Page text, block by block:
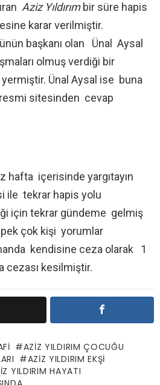
Aziz Yıldırımbir süre hapis
karar verilmiştir.
başkanı olan Ünal Aysal
olmuş verdiği bir
Ünal Aysal ise buna
resmi sitesinden cevap
hafta içerisinde yargıtayın
ile tekrar hapis yolu
için tekrar gündeme gelmiş
çok kişi yorumlar
kendisine ceza olarak 1
cezası kesilmiştir.
AZIZ YILDIRIM ÇOCUĞU
AZIZ YILDIRIM EKŞI
YILDIRIM HAYATI